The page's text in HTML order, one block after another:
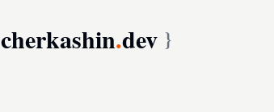
cherkashin.dev }